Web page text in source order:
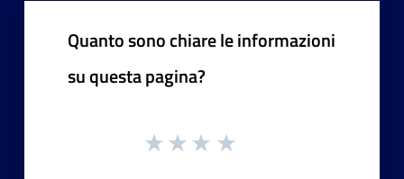
Quanto sono chiare le informazioni
su questa pagina?